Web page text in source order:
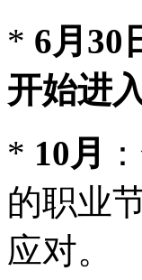
* 6月30
开始进
* 10月
的职业
应对。